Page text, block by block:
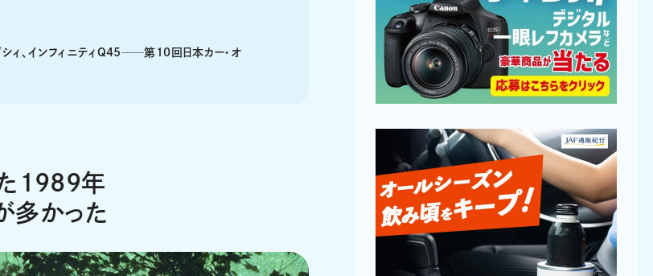
シィ、インフィニティQ45──第10回日本カー・オ
た1989年
多かった